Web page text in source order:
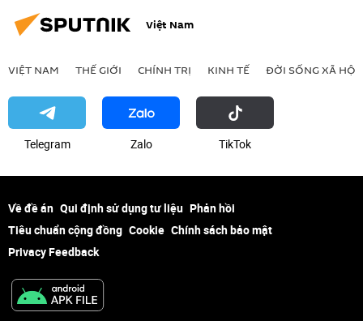
Việt Nam
VIỆT NAM THẾ GIỚI CHÍNH TRỊ KINH TẾ ĐỜI SỐNG XÃ HỘI
Telegram Zalo ТikТоk
Về đề án Qui định sử dụng tư liệu Phản hồi
Tiêu chuẩn cộng đồng Cookie Chính sách bảo mật
Privacy Feedback